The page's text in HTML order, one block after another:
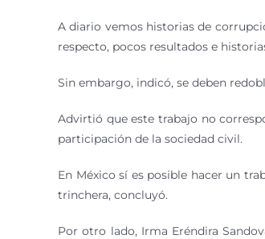
A diario vemos historias de
respecto, pocos resultados e
Sin embargo, indicó, se deben
Advirtió que este trabajo no
participación de la sociedad civil.
En México sí es posible hacer un
trinchera, concluyó.
Por otro lado, Irma Eréndira